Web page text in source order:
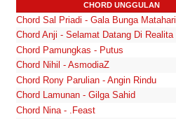
CHORD UNGGULAN
Chord Sal Priadi - Gala Bunga Matahari
Chord Anji - Selamat Datang Di Realita
Chord Pamungkas - Putus
Chord Nihil - AsmodiaZ
Chord Rony Parulian - Angin Rindu
Chord Lamunan - Gilga Sahid
Chord Nina - .Feast